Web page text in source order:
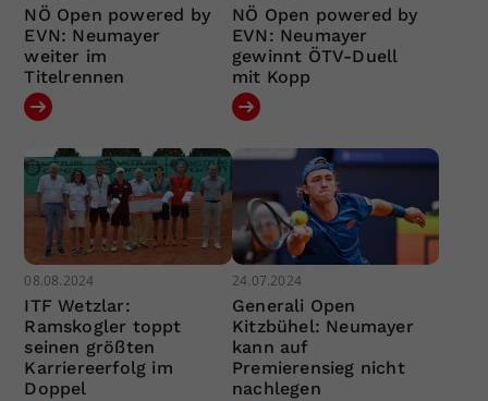
NÖ Open powered by
EVN: Neumayer
weiter im
Titelrennen
NÖ Open powered by
EVN: Neumayer
gewinnt ÖTV-Duell
mit Kopp
08.08.2024
ITF Wetzlar:
Ramskogler toppt
seinen größten
Karriereerfolg im
Doppel
24.07.2024
Generali Open
Kitzbühel: Neumayer
kann auf
Premierensieg nicht
nachlegen